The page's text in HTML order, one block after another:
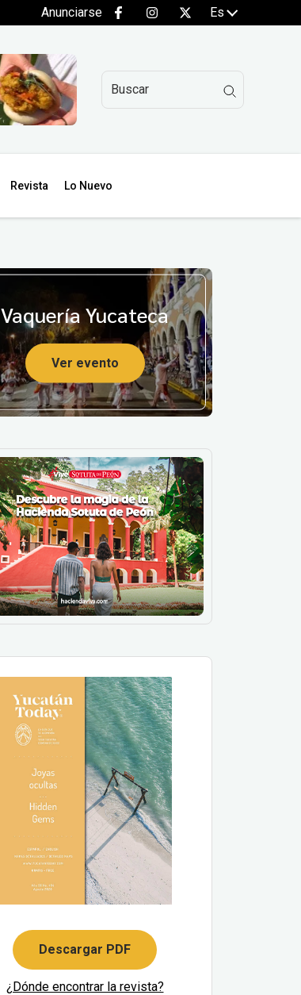
Anunciarse Es
Revista Lo Nuevo
Vaquería Yucateca
Ver evento
Descargar PDF
¿Dónde encontrar la revista?